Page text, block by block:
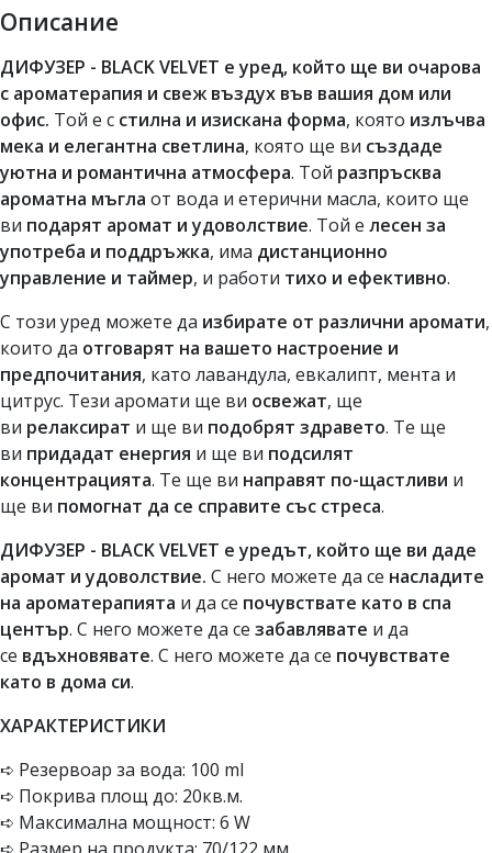
Описание
ДИФУЗЕР - BLACK VELVET е уред, който ще ви очарова
с ароматерапия и свеж въздух във вашия дом или
офис. Той е с стилна и изискана форма, която излъчва
мека и елегантна светлина, която ще ви създаде
уютна и романтична атмосфера. Той разпръсква
ароматна мъгла от вода и етерични масла, които ще
ви подарят аромат и удоволствие. Той е лесен за
употреба и поддръжка, има дистанционно
управление и таймер, и работи тихо и ефективно.
С този уред можете да избирате от различни аромати,
които да отговарят на вашето настроение и
предпочитания, като лавандула, евкалипт, мента и
цитрус. Тези аромати ще ви освежат, ще
ви релаксират и ще ви подобрят здравето. Те ще
ви придадат енергия и ще ви подсилят
концентрацията. Те ще ви направят по-щастливи и
ще ви помогнат да се справите със стреса.
ДИФУЗЕР - BLACK VELVET е уредът, който ще ви даде
аромат и удоволствие. С него можете да се насладите
на ароматерапията и да се почувствате като в спа
център. С него можете да се забавлявате и да
се вдъхновявате. С него можете да се почувствате
като в дома си.
ХАРАКТЕРИСТИКИ
➪ Резервоар за вода: 100 ml
➪ Покрива площ до: 20кв.м.
➪ Максимална мощност: 6 W